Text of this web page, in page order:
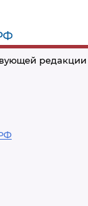
редакции